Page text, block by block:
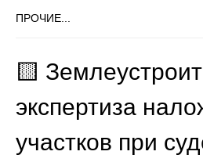
ПРОЧИЕ...
🟨
экспертиза
участков при